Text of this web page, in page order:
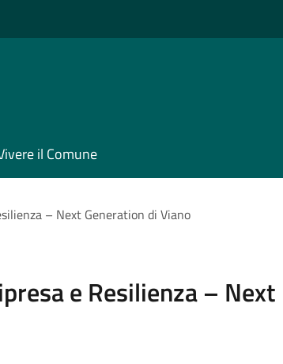
il Comune
– Next Generation di Viano
e Resilienza – Next